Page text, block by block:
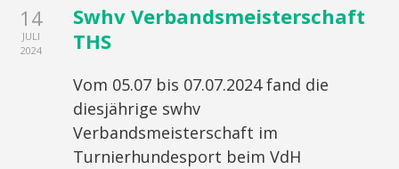
14
JULI
2024
Swhv Verbandsmeisterschaft
THS
Vom 05.07 bis 07.07.2024 fand die
diesjährige swhv
Verbandsmeisterschaft im
Turnierhundesport beim VdH